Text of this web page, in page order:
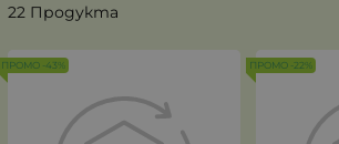
22 Продукта
ПРОМО -43% ПРОМО -22%